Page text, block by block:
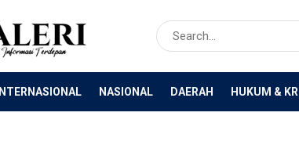
INTERNASIONAL NASIONAL DAERAH HUKUM &